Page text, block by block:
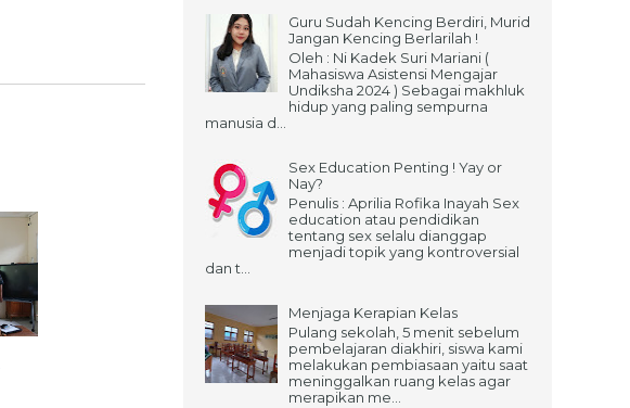
Guru Sudah Kencing Berdiri, Murid
Jangan Kencing Berlarilah !
Oleh : Ni Kadek Suri Mariani (
Mahasiswa Asistensi Mengajar
Undiksha 2024 ) Sebagai makhluk
hidup yang paling sempurna
manusia d...
Sex Education Penting ! Yay or
Nay?
Penulis : Aprilia Rofika Inayah Sex
education atau pendidikan
tentang sex selalu dianggap
menjadi topik yang kontroversial
dan t...
Menjaga Kerapian Kelas
Pulang sekolah, 5 menit sebelum
pembelajaran diakhiri, siswa kami
melakukan pembiasaan yaitu saat
meninggalkan ruang kelas agar
merapikan me...